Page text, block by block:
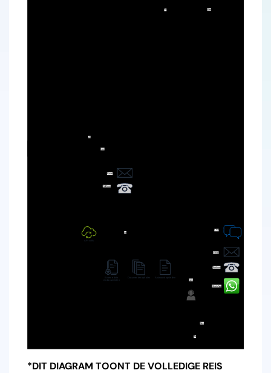
*DIT DIAGRAM TOONT DE VOLLEDIGE REIS